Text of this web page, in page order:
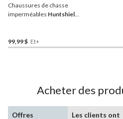
Chaussures de chasse
imperméables Huntshield
camouflage Realtree Edge
99,99 $ Et+
Acheter des
Offres Les clients ont